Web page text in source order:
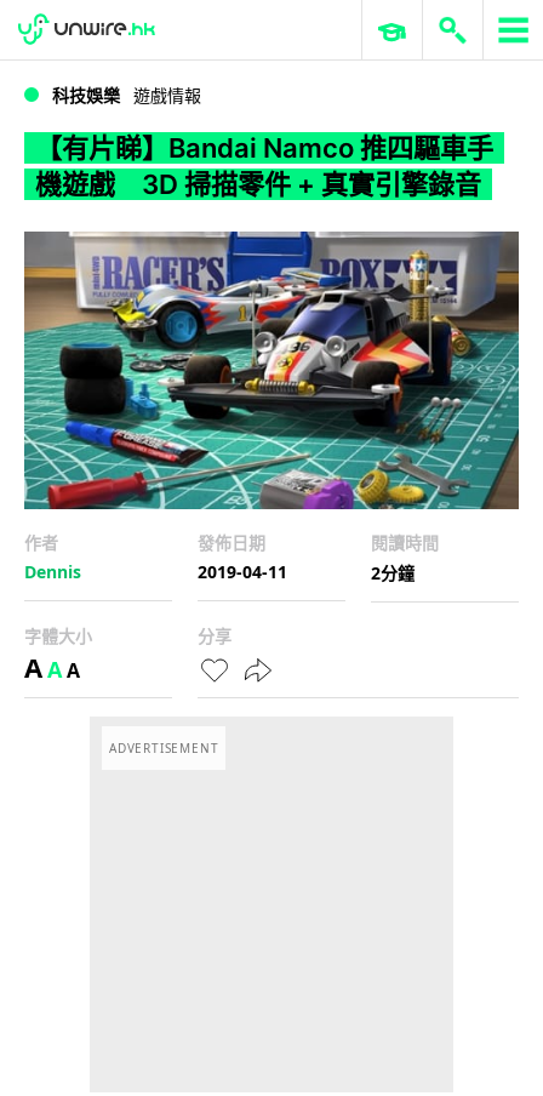
WWDC 2026 ERP 與商業 AI
科技娛樂 遊戲情報
【有片睇】Bandai Namco 推四驅車手
機遊戲 3D 掃描零件 + 真實引擎錄音
作者
Dennis
發佈日期
2019-04-11
閱讀時間
2分鐘
字體大小
AAA
分享
ADVERTISEMENT